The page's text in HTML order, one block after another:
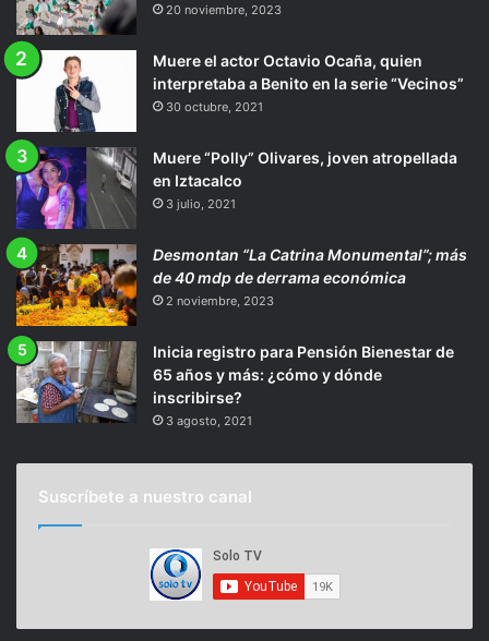
20 noviembre, 2023
Muere el actor Octavio Ocaña, quien
interpretaba a Benito en la serie “Vecinos”
30 octubre, 2021
Muere “Polly” Olivares, joven atropellada
en Iztacalco
3 julio, 2021
Desmontan “La Catrina Monumental”; más
de 40 mdp de derrama económica
2 noviembre, 2023
Inicia registro para Pensión Bienestar de
65 años y más: ¿cómo y dónde
inscribirse?
3 agosto, 2021
Suscríbete a nuestro canal